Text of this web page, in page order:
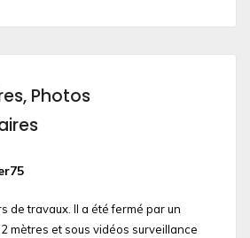
Photos
de travaux. Il a été fermé par un
mètres et sous vidéos surveillance